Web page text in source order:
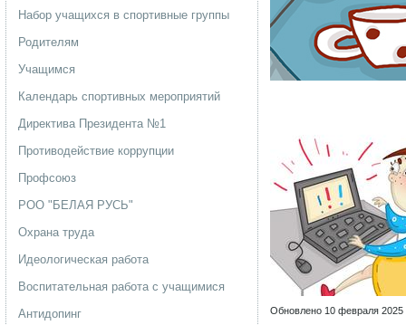
Набор учащихся в спортивные группы
Родителям
Учащимся
Календарь спортивных мероприятий
Директива Президента №1
Противодействие коррупции
Профсоюз
РОО "БЕЛАЯ РУСЬ"
Охрана труда
Идеологическая работа
Воспитательная работа с учащимися
Антидопинг
Обновлено 10 февраля 2025